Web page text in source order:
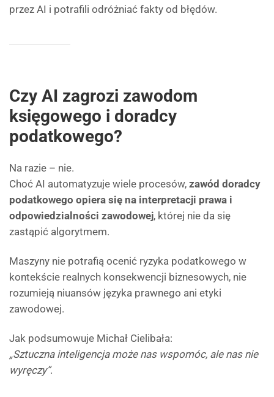
przez AI i potrafili odróżniać fakty od błędów.
Czy AI zagrozi zawodom
księgowego i doradcy
podatkowego?
Na razie – nie.
Choć AI automatyzuje wiele procesów, zawód doradcy
podatkowego opiera się na interpretacji prawa i
odpowiedzialności zawodowej, której nie da się
zastąpić algorytmem.
Maszyny nie potrafią ocenić ryzyka podatkowego w
kontekście realnych konsekwencji biznesowych, nie
rozumieją niuansów języka prawnego ani etyki
zawodowej.
Jak podsumowuje Michał Cielibała:
„Sztuczna inteligencja może nas wspomóc, ale nas nie
wyręczy”.